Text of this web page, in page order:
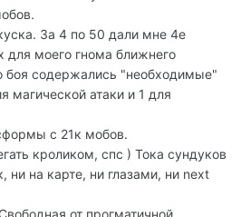
За 4 по 50 дали мне 4е
для моего гнома ближнего
боя содержались "необходимые"
магической атаки и 1 для
с 21к мобов.
кроликом, спс ) Тока сундуков
ни на карте, ни глазами, ни next